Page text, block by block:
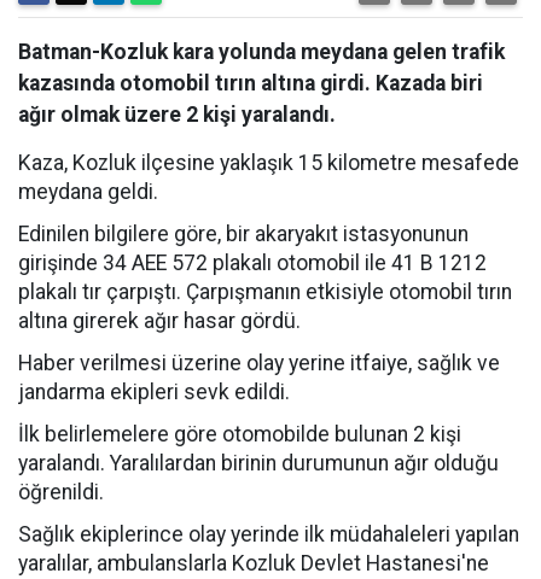
Batman-Kozluk kara yolunda meydana gelen trafik
kazasında otomobil tırın altına girdi. Kazada biri
ağır olmak üzere 2 kişi yaralandı.
Kaza, Kozluk ilçesine yaklaşık 15 kilometre mesafede
meydana geldi.
Edinilen bilgilere göre, bir akaryakıt istasyonunun
girişinde 34 AEE 572 plakalı otomobil ile 41 B 1212
plakalı tır çarpıştı. Çarpışmanın etkisiyle otomobil tırın
altına girerek ağır hasar gördü.
Haber verilmesi üzerine olay yerine itfaiye, sağlık ve
jandarma ekipleri sevk edildi.
İlk belirlemelere göre otomobilde bulunan 2 kişi
yaralandı. Yaralılardan birinin durumunun ağır olduğu
öğrenildi.
Sağlık ekiplerince olay yerinde ilk müdahaleleri yapılan
yaralılar, ambulanslarla Kozluk Devlet Hastanesi'ne